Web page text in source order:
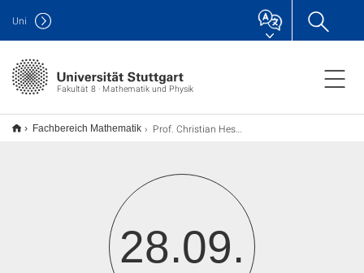
Fakultät 8 · Mathematik und Physik
Uni
Fachbereich Mathematik Prof. Christian Hesse: Mathematik und Schach
28.09.